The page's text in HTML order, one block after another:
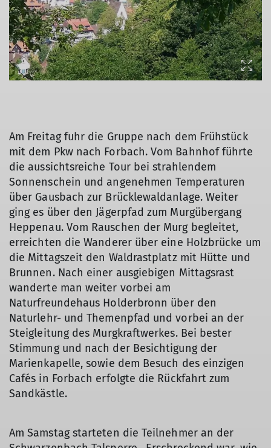
© Luitgard Bieser
Am Freitag fuhr die Gruppe nach dem Frühstück
mit dem Pkw nach Forbach. Vom Bahnhof führte
die aussichtsreiche Tour bei strahlendem
Sonnenschein und angenehmen Temperaturen
über Gausbach zur Brücklewaldanlage. Weiter
ging es über den Jägerpfad zum Murgübergang
Heppenau. Vom Rauschen der Murg begleitet,
erreichten die Wanderer über eine Holzbrücke um
die Mittagszeit den Waldrastplatz mit Hütte und
Brunnen. Nach einer ausgiebigen Mittagsrast
wanderte man weiter vorbei am
Naturfreundehaus Holderbronn über den
Naturlehr- und Themenpfad und vorbei an der
Steigleitung des Murgkraftwerkes. Bei bester
Stimmung und nach der Besichtigung der
Marienkapelle, sowie dem Besuch des einzigen
Cafés in Forbach erfolgte die Rückfahrt zum
Sandkästle.
Am Samstag starteten die Teilnehmer an der
© Luitgard Bieser